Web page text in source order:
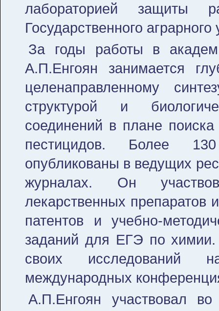
лабораторией защиты
Государственного
За годы работы в
А.П.Енгоян занимается
целенаправленному
структурой и
соединений в плане
пестицидов. Более
опубликованы в ведущих
журналах. Он
лекарственных препаратов
патентов и учебно-
заданий для ЕГЭ по химии.
своих исследований
международных
А.П.Енгоян участвовал